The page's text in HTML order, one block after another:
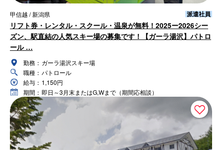
甲信越 / 新潟県 派遣社員
リフト券・レンタル・スクール・温泉が無料！2025ー2026シー
ズン、駅直結の人気スキー場の募集です！【ガーラ湯沢】パトロ
ール …
勤務： ガーラ湯沢スキー場
職種： パトロール
給与： 1,150円
期間： 即日～3月末またはG,Wまで（期間応相談）